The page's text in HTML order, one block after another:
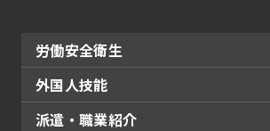
労働安全衛生
外国人技能
派遣・職業紹介